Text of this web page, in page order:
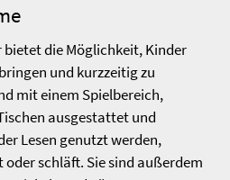
die Möglichkeit, Kinder
und kurzzeitig zu
mit einem Spielbereich,
ausgestattet und
Lesen genutzt werden,
schläft. Sie sind außerdem